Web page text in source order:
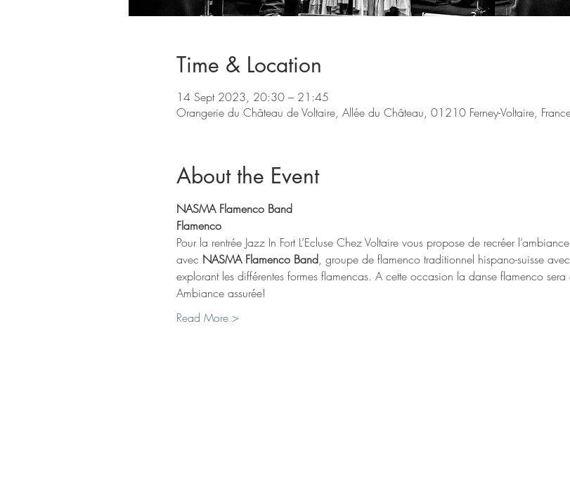
Time & Location
14 Sept 2023, 20:30 – 21:45
Orangerie du Château de Voltaire, Allée du Château, 01210 Ferney-Voltaire,
About the Event
NASMA Flamenco Band
Flamenco
Pour la rentrée Jazz In Fort L’Ecluse Chez Voltaire vous propose de recréer
avec NASMA Flamenco Band, groupe de flamenco traditionnel hispano-suisse
explorant les différentes formes flamencas. A cette occasion la danse flamenco sera
Ambiance assurée!
Read More >